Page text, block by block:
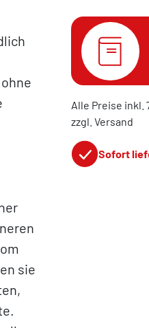
sie
Alle Preise inkl.
zzgl. Versand
Sofort